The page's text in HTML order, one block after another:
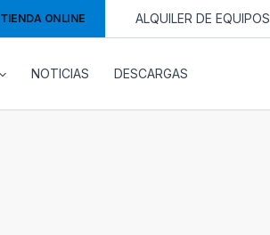
TIENDA ONLINE ALQUILER DE EQUIPOS
NOTICIAS DESCARGAS